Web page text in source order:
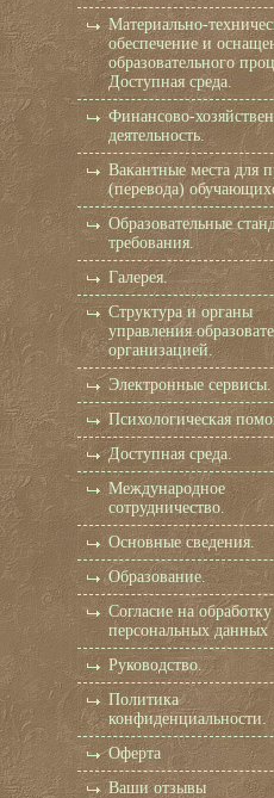
Материально-
обеспечение и
образовательного
Доступная среда.
Финансово-
деятельность.
Вакантные места для
(перевода)
Образовательные
требования.
Галерея.
Структура и органы
управления
организацией.
Электронные сервисы.
Психологическая
Доступная среда.
Международное
сотрудничество.
Основные сведения.
Образование.
Согласие на обработку
персональных данных
Руководство.
Политика
конфиденциальности.
Оферта
Ваши отзывы